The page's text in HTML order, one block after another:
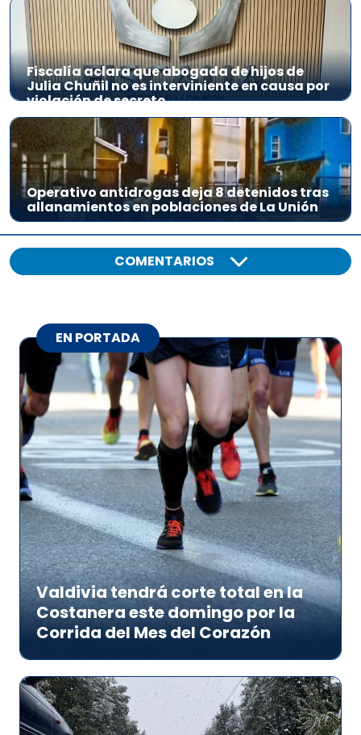
Fiscalía aclara que abogada de hijos de
Julia Chuñil no es interviniente en causa por
violación de secreto
Operativo antidrogas deja 8 detenidos tras
allanamientos en poblaciones de La Unión
COMENTARIOS
EN PORTADA
Valdivia tendrá corte total en la
Costanera este domingo por la
Corrida del Mes del Corazón